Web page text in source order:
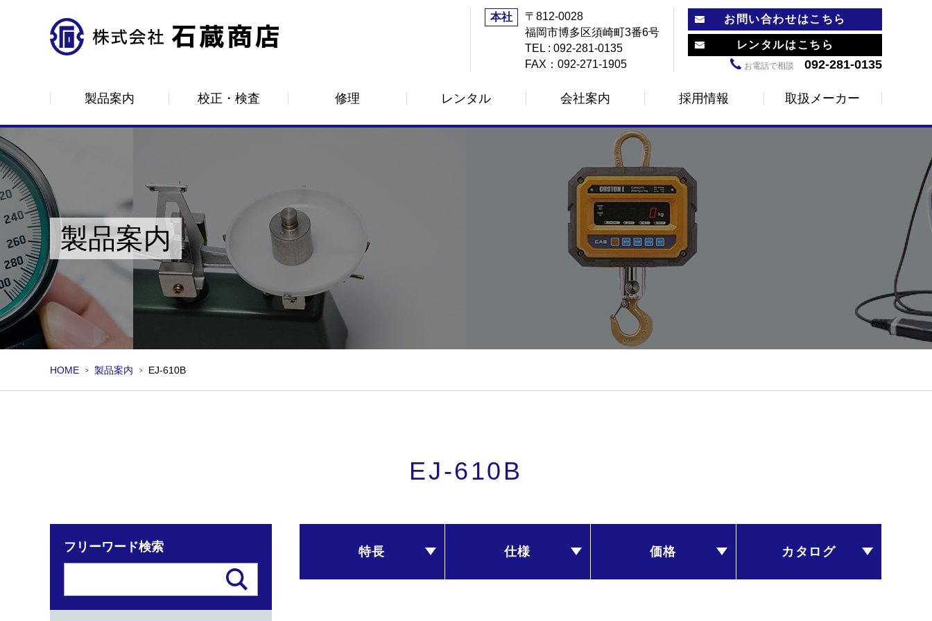
本社
〒812-0028
福岡市博多区須崎町3番6号
TEL : 092-281-0135
FAX：092-271-1905
お問い合わせはこちら
レンタルはこちら
お電話で相談 092-281-0135
製品案内 校正・検査 修理 レンタル 会社案内 採用情報 取扱メーカー
製品案内
HOME 製品案内 EJ-610B
EJ-610B
特長 仕様 価格 カタログ
フリーワード検索